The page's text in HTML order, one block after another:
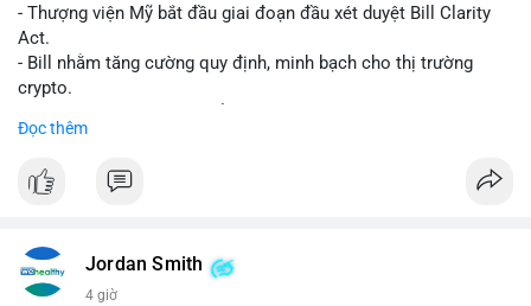
- Thượng viện Mỹ bắt đầu giai đoạn đầu xét duyệt Bill Clarity
Act.
- Bill nhằm tăng cường quy định, minh bạch cho thị trường
crypto.
- Bill có thể ảnh hưởng pháp lý, hoạt động của các đồng tiền kỹ
$btc $eth
Đọc thêm
Jordan Smith
4 giờ